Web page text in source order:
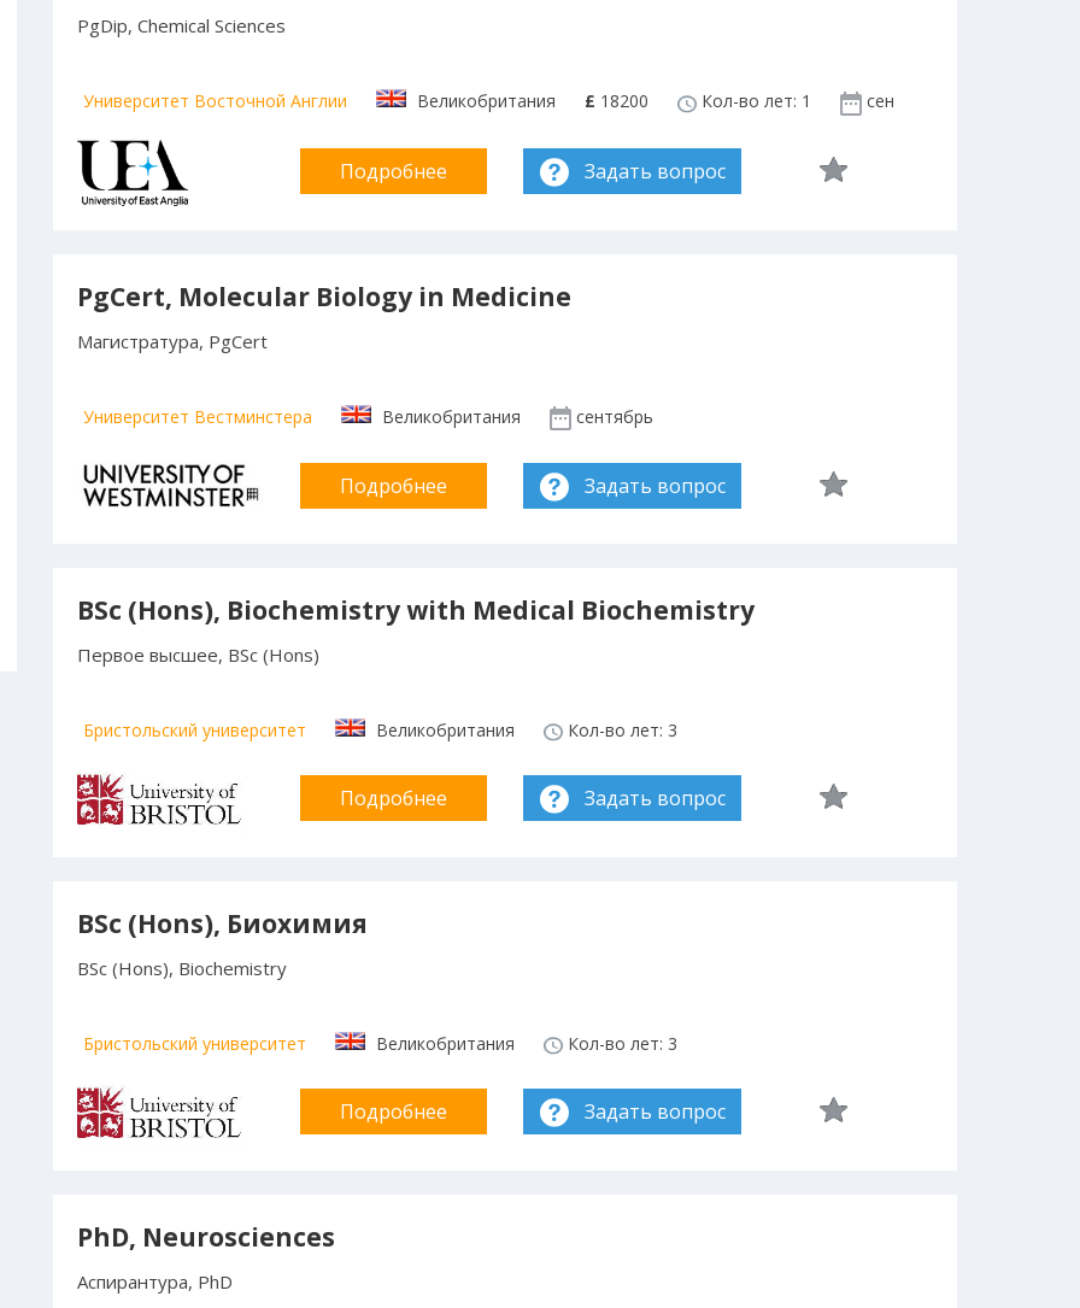
PgDip, Chemical Sciences
Университет Восточной Англии Великобритания £ 18200 Кол-во лет: 1 сен
Подробнее Задать вопрос
PgCert, Molecular Biology in Medicine
Магистратура, PgCert
Университет Вестминстера Великобритания сентябрь
Подробнее Задать вопрос
BSc (Hons), Biochemistry with Medical Biochemistry
Первое высшее, BSc (Hons)
Бристольский университет Великобритания Кол-во лет: 3
Подробнее Задать вопрос
BSc (Hons), Биохимия
BSc (Hons), Biochemistry
Бристольский университет Великобритания Кол-во лет: 3
Подробнее Задать вопрос
PhD, Neurosciences
Аспирантура, PhD